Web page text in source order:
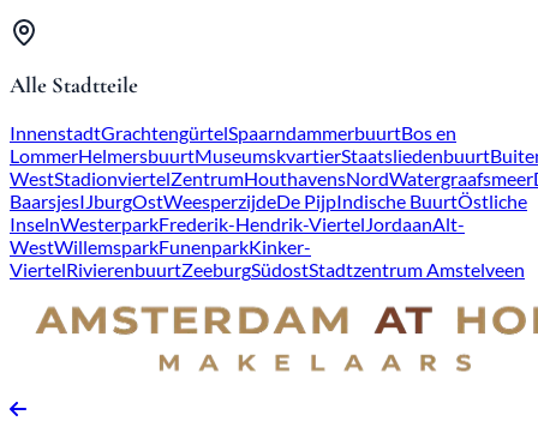
Alle Stadtteile
InnenstadtGrachtengürtelSpaarndammerbuurtBos en
LommerHelmersbuurtMuseumskvartierStaatsliedenbuurt
WestStadionviertelZentrumHouthavensNordWatergraafsmeer
BaarsjesIJburgOstWeesperzijdeDe PijpIndische BuurtÖstliche
InselnWesterparkFrederik-Hendrik-ViertelJordaanAlt-
WestWillemsparkFunenparkKinker-
ViertelRivierenbuurtZeeburgSüdostStadtzentrum Amstelveen